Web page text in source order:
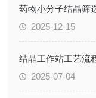
药物小分子结晶筛
2025-12-15
结晶工作站工艺流
2025-07-04